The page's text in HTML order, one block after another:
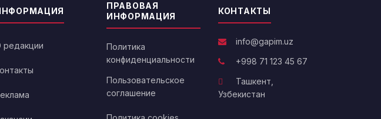
редакции
ПРАВОВАЯ
ИНФОРМАЦИЯ
Политика
конфиденциальности
Пользовательское
соглашение
КОНТАКТЫ
info@gapim.uz
+998 71 123 45 67
Ташкент,
Узбекистан